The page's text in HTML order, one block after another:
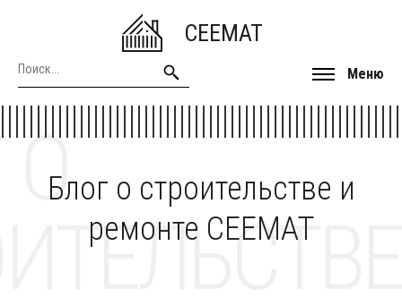
CEEMAT
Меню
Блог о строительстве и
ремонте CEEMAT
О